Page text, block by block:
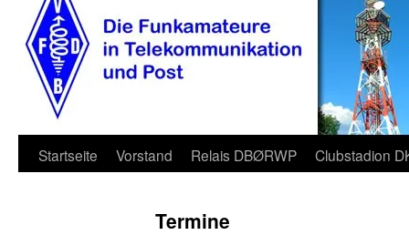
Zum
Startseite Vorstand Relais DBØRWP Clubstadion
Termine